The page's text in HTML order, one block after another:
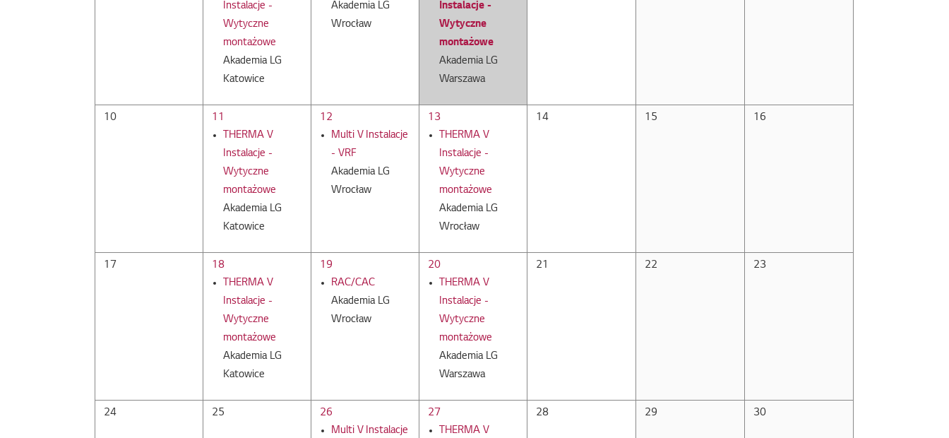
Instalacje -
Wytyczne
montażowe
Akademia LG
Katowice
Akademia LG
Wrocław
Instalacje -
Wytyczne
montażowe
Akademia LG
Warszawa
10
11
THERMA V
Instalacje -
Wytyczne
montażowe
Akademia LG
Katowice
12
Multi V Instalacje
- VRF
Akademia LG
Wrocław
13
THERMA V
Instalacje -
Wytyczne
montażowe
Akademia LG
Wrocław
14 15 16
17
18
THERMA V
Instalacje -
Wytyczne
montażowe
Akademia LG
Katowice
19
RAC/CAC
Akademia LG
Wrocław
20
THERMA V
Instalacje -
Wytyczne
montażowe
Akademia LG
Warszawa
21 22 23
24 25
26
Multi V Instalacje
27
THERMA V
28 29 30